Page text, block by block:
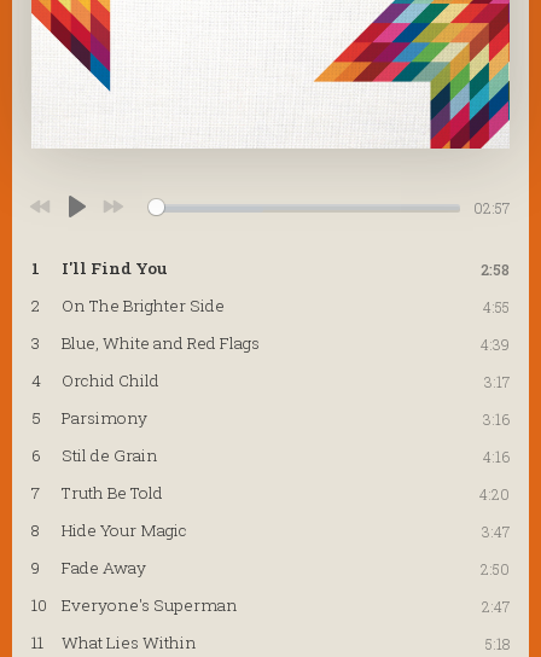
02:57
1 I'll Find You 2:58
2 On The Brighter Side 4:55
3 Blue, White and Red Flags 4:39
4 Orchid Child 3:17
5 Parsimony 3:16
6 Stil de Grain 4:16
7 Truth Be Told 4:20
8 Hide Your Magic 3:47
9 Fade Away 2:50
10 Everyone's Superman 2:47
11 What Lies Within 5:18